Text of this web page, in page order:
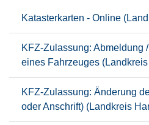
Katasterkarten - Online
KFZ-Zulassung: Abmeldung
eines Fahrzeuges
KFZ-Zulassung: Änderung
oder Anschrift) (Landkreis